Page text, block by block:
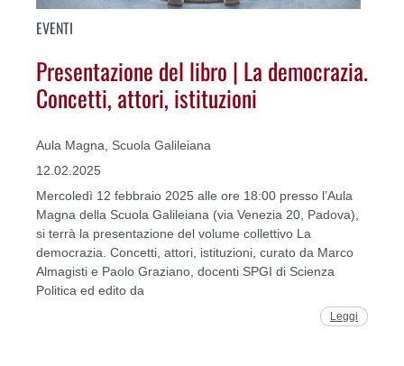
EVENTI
Presentazione del libro | La democrazia.
Concetti, attori, istituzioni
Aula Magna, Scuola Galileiana
12.02.2025
Mercoledì 12 febbraio 2025 alle ore 18:00 presso l’Aula
Magna della Scuola Galileiana (via Venezia 20, Padova),
si terrà la presentazione del volume collettivo La
democrazia. Concetti, attori, istituzioni, curato da Marco
Almagisti e Paolo Graziano, docenti SPGI di Scienza
Politica ed edito da
Leggi